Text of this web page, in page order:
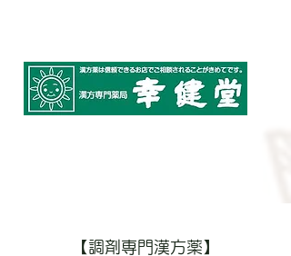
【調剤専門漢方薬】